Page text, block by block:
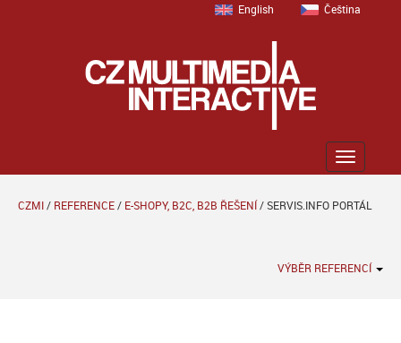
English Čeština
Zobrazit
menu
CZMI/ REFERENCE/ E-SHOPY, B2C, B2B ŘEŠENÍ/ SERVIS.INFO PORTÁL
VÝBĚR REFERENCÍ